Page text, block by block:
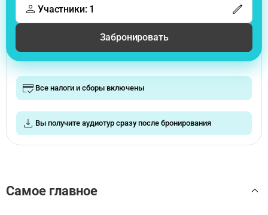
Участники: 1
Забронировать
Все налоги и сборы включены
Вы получите аудиотур сразу после бронирования
Самое главное